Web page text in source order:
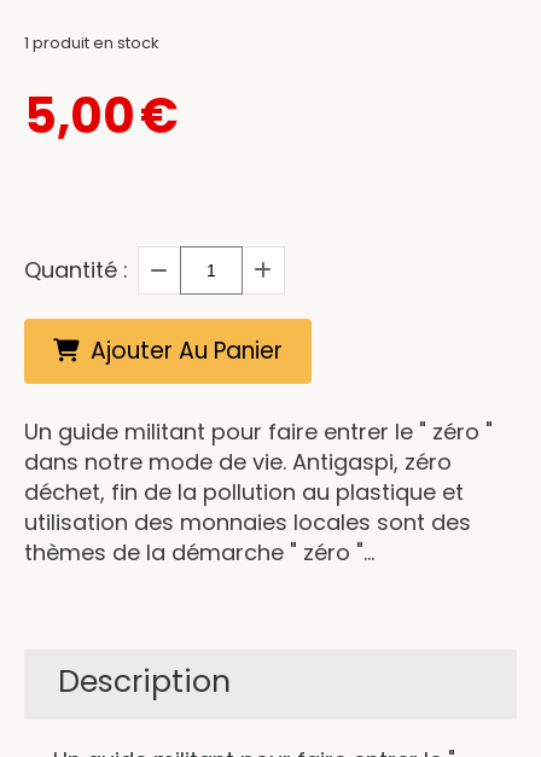
5,00€
1 produit en stock
Quantité :
Ajouter Au Panier
Un guide militant pour faire entrer le " zéro "
dans notre mode de vie. Antigaspi, zéro
déchet, fin de la pollution au plastique et
utilisation des monnaies locales sont des
thèmes de la démarche " zéro "...
Description